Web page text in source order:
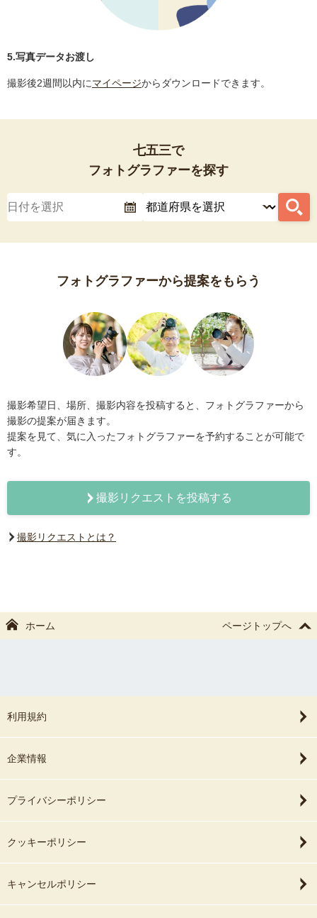
5.写真データお渡し
撮影後2週間以内にマイページからダウンロードできます。
七五三で
フォトグラファーを探す
フォトグラファーから提案をもらう
撮影希望日、場所、撮影内容を投稿すると、フォトグラファーから
撮影の提案が届きます。
提案を見て、気に入ったフォトグラファーを予約することが可能で
す。
撮影リクエストを投稿する
撮影リクエストとは？
ホーム ページトップへ
利用規約
企業情報
プライバシーポリシー
クッキーポリシー
キャンセルポリシー